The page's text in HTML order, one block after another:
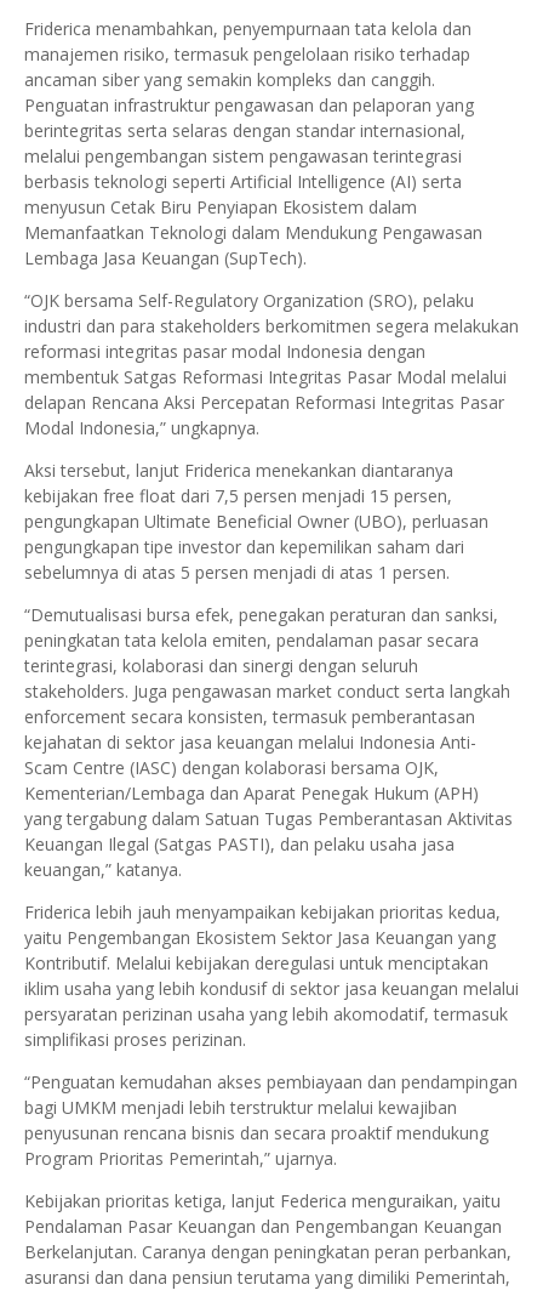
Friderica menambahkan, penyempurnaan tata kelola dan
manajemen risiko, termasuk pengelolaan risiko terhadap
ancaman siber yang semakin kompleks dan canggih.
Penguatan infrastruktur pengawasan dan pelaporan yang
berintegritas serta selaras dengan standar internasional,
melalui pengembangan sistem pengawasan terintegrasi
berbasis teknologi seperti Artificial Intelligence (AI) serta
menyusun Cetak Biru Penyiapan Ekosistem dalam
Memanfaatkan Teknologi dalam Mendukung Pengawasan
Lembaga Jasa Keuangan (SupTech).
“OJK bersama Self-Regulatory Organization (SRO), pelaku
industri dan para stakeholders berkomitmen segera melakukan
reformasi integritas pasar modal Indonesia dengan
membentuk Satgas Reformasi Integritas Pasar Modal melalui
delapan Rencana Aksi Percepatan Reformasi Integritas Pasar
Modal Indonesia,” ungkapnya.
Aksi tersebut, lanjut Friderica menekankan diantaranya
kebijakan free float dari 7,5 persen menjadi 15 persen,
pengungkapan Ultimate Beneficial Owner (UBO), perluasan
pengungkapan tipe investor dan kepemilikan saham dari
sebelumnya di atas 5 persen menjadi di atas 1 persen.
“Demutualisasi bursa efek, penegakan peraturan dan sanksi,
peningkatan tata kelola emiten, pendalaman pasar secara
terintegrasi, kolaborasi dan sinergi dengan seluruh
stakeholders. Juga pengawasan market conduct serta langkah
enforcement secara konsisten, termasuk pemberantasan
kejahatan di sektor jasa keuangan melalui Indonesia Anti-
Scam Centre (IASC) dengan kolaborasi bersama OJK,
Kementerian/Lembaga dan Aparat Penegak Hukum (APH)
yang tergabung dalam Satuan Tugas Pemberantasan Aktivitas
Keuangan Ilegal (Satgas PASTI), dan pelaku usaha jasa
keuangan,” katanya.
Friderica lebih jauh menyampaikan kebijakan prioritas kedua,
yaitu Pengembangan Ekosistem Sektor Jasa Keuangan yang
Kontributif. Melalui kebijakan deregulasi untuk menciptakan
iklim usaha yang lebih kondusif di sektor jasa keuangan melalui
persyaratan perizinan usaha yang lebih akomodatif, termasuk
simplifikasi proses perizinan.
“Penguatan kemudahan akses pembiayaan dan pendampingan
bagi UMKM menjadi lebih terstruktur melalui kewajiban
penyusunan rencana bisnis dan secara proaktif mendukung
Program Prioritas Pemerintah,” ujarnya.
Kebijakan prioritas ketiga, lanjut Federica menguraikan, yaitu
Pendalaman Pasar Keuangan dan Pengembangan Keuangan
Berkelanjutan. Caranya dengan peningkatan peran perbankan,
asuransi dan dana pensiun terutama yang dimiliki Pemerintah,